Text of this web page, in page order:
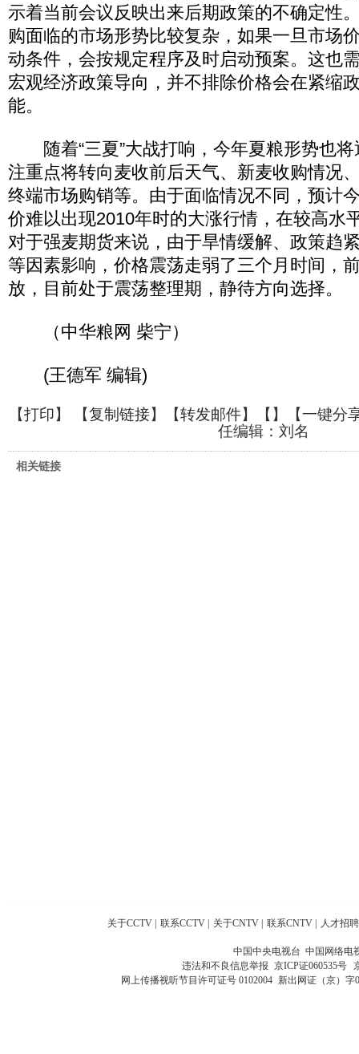
示着当前会议反映出来后期政策的不确定性
购面临的市场形势比较复杂，如果一旦市场
动条件，会按规定程序及时启动预案。这也
宏观经济政策导向，并不排除价格会在紧缩
能。
随着“三夏”大战打响，今年夏粮形势也将
注重点将转向麦收前后天气、新麦收购情况
终端市场购销等。由于面临情况不同，预计
价难以出现2010年时的大涨行情，在较高水
对于强麦期货来说，由于旱情缓解、政策趋
等因素影响，价格震荡走弱了三个月时间，
放，目前处于震荡整理期，静待方向选择。
（中华粮网 柴宁）
(王德军 编辑)
【打印】 【复制链接】【转发邮件】【 】
【一键分
任编辑：刘名
相关链接
关于CCTV 联系CCTV 关于CNTV 联系CNTV 人才招聘
中国中央电视台 中国网络电
违法和不良信息举报 京ICP证060535号
网上传播视听节目许可证号 0102004 新出网证（京）